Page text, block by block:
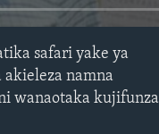
safari yake ya
namna
wanaotaka kujifunza